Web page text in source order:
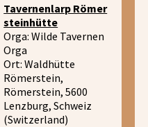
Tavernenlarp Römer
steinhütte
Orga: Wilde Tavernen
Orga
Ort: Waldhütte
Römerstein,
Römerstein, 5600
Lenzburg, Schweiz
(Switzerland)